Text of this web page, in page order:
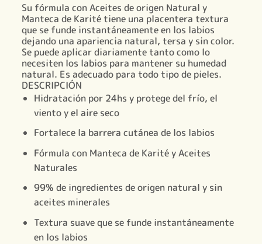
Su fórmula con Aceites de origen Natural y
Manteca de Karité tiene una placentera textura
que se funde instantáneamente en los labios
dejando una apariencia natural, tersa y sin color.
Se puede aplicar diariamente tanto como lo
necesiten los labios para mantener su humedad
natural. Es adecuado para todo tipo de pieles.
DESCRIPCIÓN
Hidratación por 24hs y protege del frío, el
viento y el aire seco
Fortalece la barrera cutánea de los labios
Fórmula con Manteca de Karité y Aceites
Naturales
99% de ingredientes de origen natural y sin
aceites minerales
Textura suave que se funde instantáneamente
en los labios